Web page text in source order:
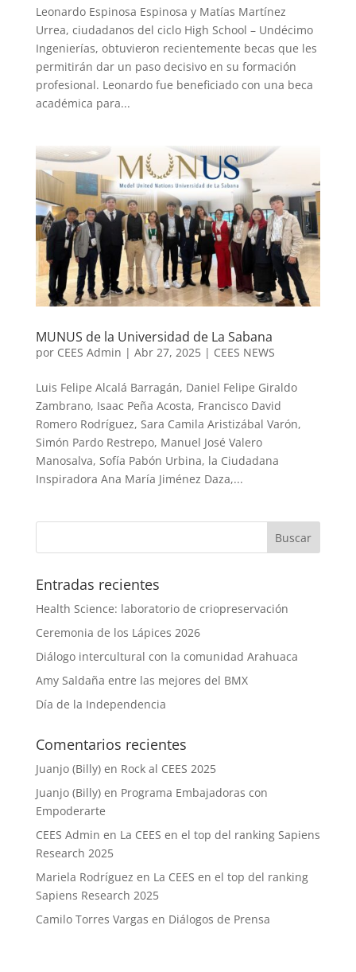
Leonardo Espinosa Espinosa y Matías Martínez
Urrea, ciudadanos del ciclo High School – Undécimo
Ingenierías, obtuvieron recientemente becas que les
permitirán dar un paso decisivo en su formación
profesional. Leonardo fue beneficiado con una beca
académica para...
MUNUS de la Universidad de La Sabana
por CEES Admin | Abr 27, 2025| CEES NEWS
Luis Felipe Alcalá Barragán, Daniel Felipe Giraldo
Zambrano, Isaac Peña Acosta, Francisco David
Romero Rodríguez, Sara Camila Aristizábal Varón,
Simón Pardo Restrepo, Manuel José Valero
Manosalva, Sofía Pabón Urbina, la Ciudadana
Inspiradora Ana María Jiménez Daza,...
Entradas recientes
Health Science: laboratorio de criopreservación
Ceremonia de los Lápices 2026
Diálogo intercultural con la comunidad Arahuaca
Amy Saldaña entre las mejores del BMX
Día de la Independencia
Comentarios recientes
Juanjo (Billy)en Rock al CEES 2025
Juanjo (Billy)en Programa Embajadoras con
Empoderarte
CEES Admin en La CEES en el top del ranking Sapiens
Research 2025
Mariela Rodríguez en La CEES en el top del ranking
Sapiens Research 2025
Camilo Torres Vargas en Diálogos de Prensa